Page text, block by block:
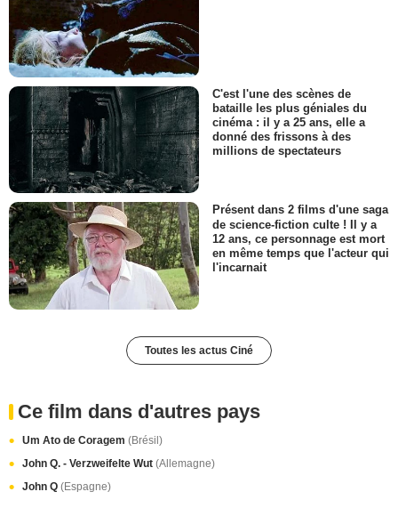
C'est l'une des scènes de
bataille les plus géniales du
cinéma : il y a 25 ans, elle a
donné des frissons à des
millions de spectateurs
Présent dans 2 films d'une saga
de science-fiction culte ! Il y a
12 ans, ce personnage est mort
en même temps que l'acteur qui
l'incarnait
Toutes les actus Ciné
Ce film dans d'autres pays
Um Ato de Coragem (Brésil)
John Q. - Verzweifelte Wut (Allemagne)
John Q (Espagne)